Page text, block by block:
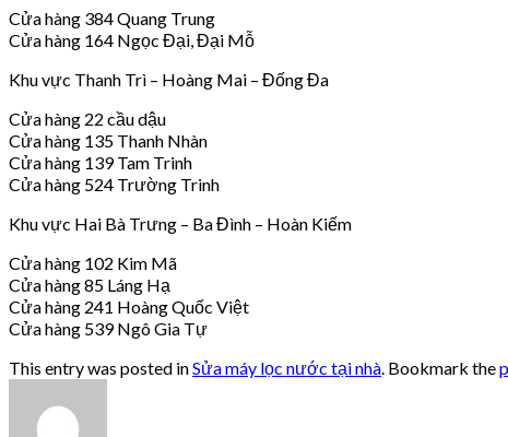
Cửa hàng 384 Quang Trung
Cửa hàng 164 Ngọc Đại, Đại Mỗ
Khu vực Thanh Trì – Hoàng Mai – Đống Đa
Cửa hàng 22 cầu dậu
Cửa hàng 135 Thanh Nhàn
Cửa hàng 139 Tam Trinh
Cửa hàng 524 Trường Trinh
Khu vực Hai Bà Trưng – Ba Đình – Hoàn Kiếm
Cửa hàng 102 Kim Mã
Cửa hàng 85 Láng Hạ
Cửa hàng 241 Hoàng Quốc Việt
Cửa hàng 539 Ngô Gia Tự
This entry was posted inSửa máy lọc nước tại nhà . Bookmark the